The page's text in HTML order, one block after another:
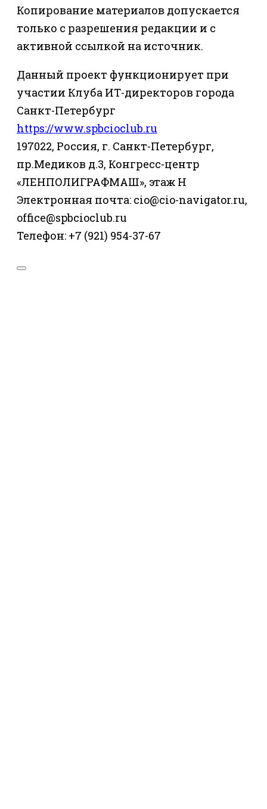
Копирование материалов допускается
только с разрешения редакции и с
активной ссылкой на источник.
Данный проект функционирует при
участии Клуба ИТ-директоров города
Санкт-Петербург
https://www.spbcioclub.ru
197022, Россия, г. Санкт-Петербург,
пр.Медиков д.3, Конгресс-центр
«ЛЕНПОЛИГРАФМАШ», этаж Н
Электронная почта: cio@cio-navigator.ru,
office@spbcioclub.ru
Телефон: +7 (921) 954-37-67